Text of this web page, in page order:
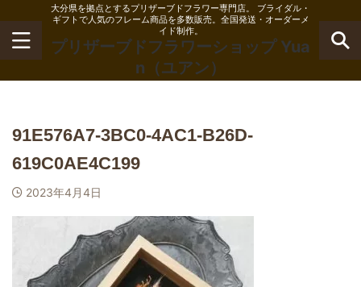
大分県を拠点とするプリザーブドフラワー専門店。 ブライダル・
ギフトで人気のフレーム商品を多数販売。全国発送・オーダーメ
イド制作。
プリザーブドフラワーショップ Yua
n（ユアン）
91E576A7-3BC0-4AC1-B26D-
619C0AE4C199
2023年4月4日